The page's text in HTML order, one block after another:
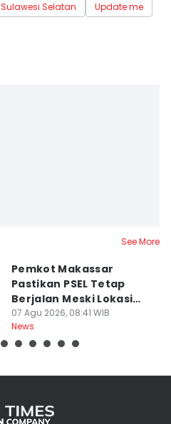
Sulawesi Selatan Update me
See More
Pemkot Makassar
Pastikan PSEL Tetap
Berjalan Meski Lokasi
Belum Final
07 Agu 2026, 08:41 WIB
News